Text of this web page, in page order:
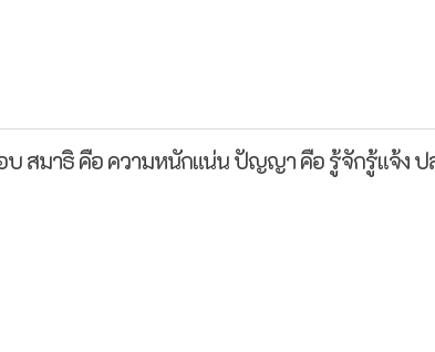
สมาธิ คือ ความหนักแน่น ปัญญา คือ รู้จักรู้แจ้ง ปล่